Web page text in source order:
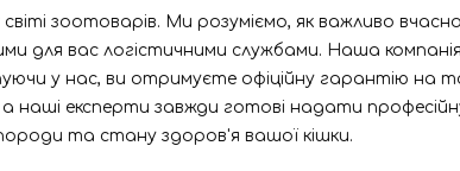
зоотоварів. Ми розуміємо, як важливо
для вас логістичними службами. Наша
у нас, ви отримуєте офіційну гарантію на
а наші експерти завжди готові надати
та стану здоров'я вашої кішки.